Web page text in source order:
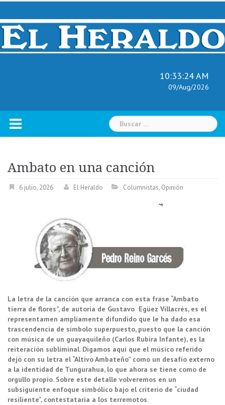
Skip
content
10:33:25 AM
09/Aug/2026
Buscar:
Ambato en una canción
6 julio, 2026 El Heraldo Columnistas, Opinión
La letra de la canción que arranca con esta frase “Ambato
tierra de flores”, de autoría de Gustavo Egüez Villacrés, es el
representamen ampliamente difundido que le ha dado esa
trascendencia de símbolo superpuesto, puesto que la canción
con música de un guayaquileño (Carlos Rubira Infante), es la
reiteración subliminal. Digamos aquí que el músico referido
dejó con su letra el “Altivo Ambateño” como un desafío externo
a la identidad de Tungurahua, lo que ahora se tiene como de
orgullo propio. Sobre este detalle volveremos en un
subsiguiente enfoque simbólico bajo el criterio de “ciudad
resiliente”, contestataria a los terremotos.